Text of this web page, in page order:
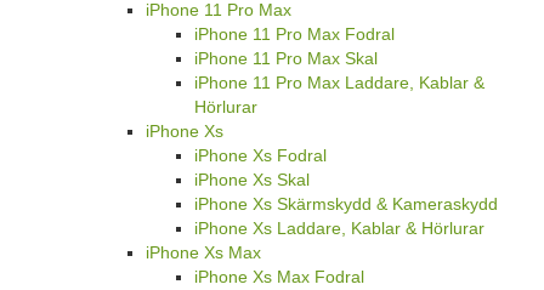
iPhone 11 Pro Max
iPhone 11 Pro Max Fodral
iPhone 11 Pro Max Skal
iPhone 11 Pro Max Laddare, Kablar &
Hörlurar
iPhone Xs
iPhone Xs Fodral
iPhone Xs Skal
iPhone Xs Skärmskydd & Kameraskydd
iPhone Xs Laddare, Kablar & Hörlurar
iPhone Xs Max
iPhone Xs Max Fodral